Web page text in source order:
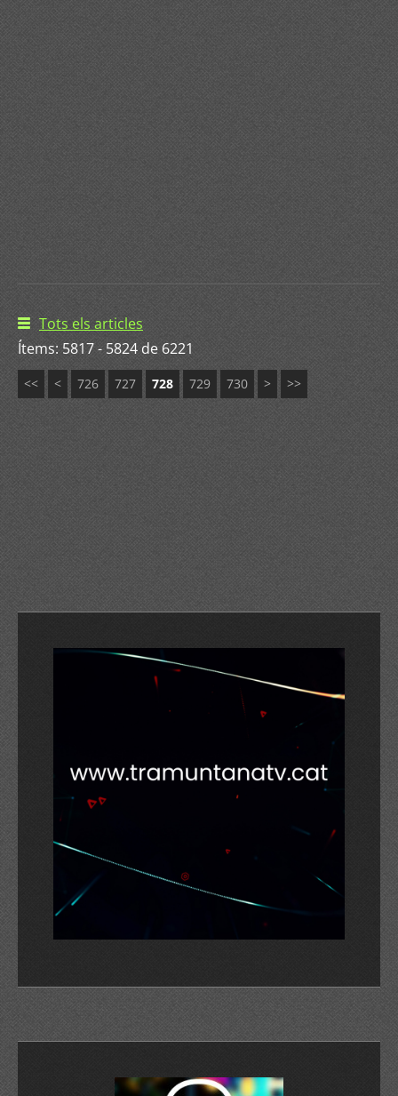
Tots els articles
Ítems: 5817 - 5824 de 6221
<< < 726 727 728 729 730 > >>